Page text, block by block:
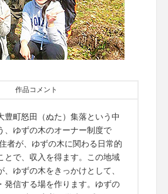
作品コメント
豊町怒田（ぬた）集落という中
、ゆずの木のオーナー制度で
者が、ゆずの木に関わる日常的
とで、収入を得ます。この地域
、ゆずの木をきっかけとして、
発信する場を作ります。ゆずの